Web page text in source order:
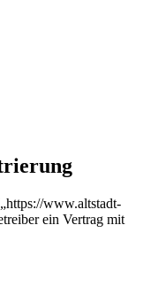
www.altstadt-
ein Vertrag mit